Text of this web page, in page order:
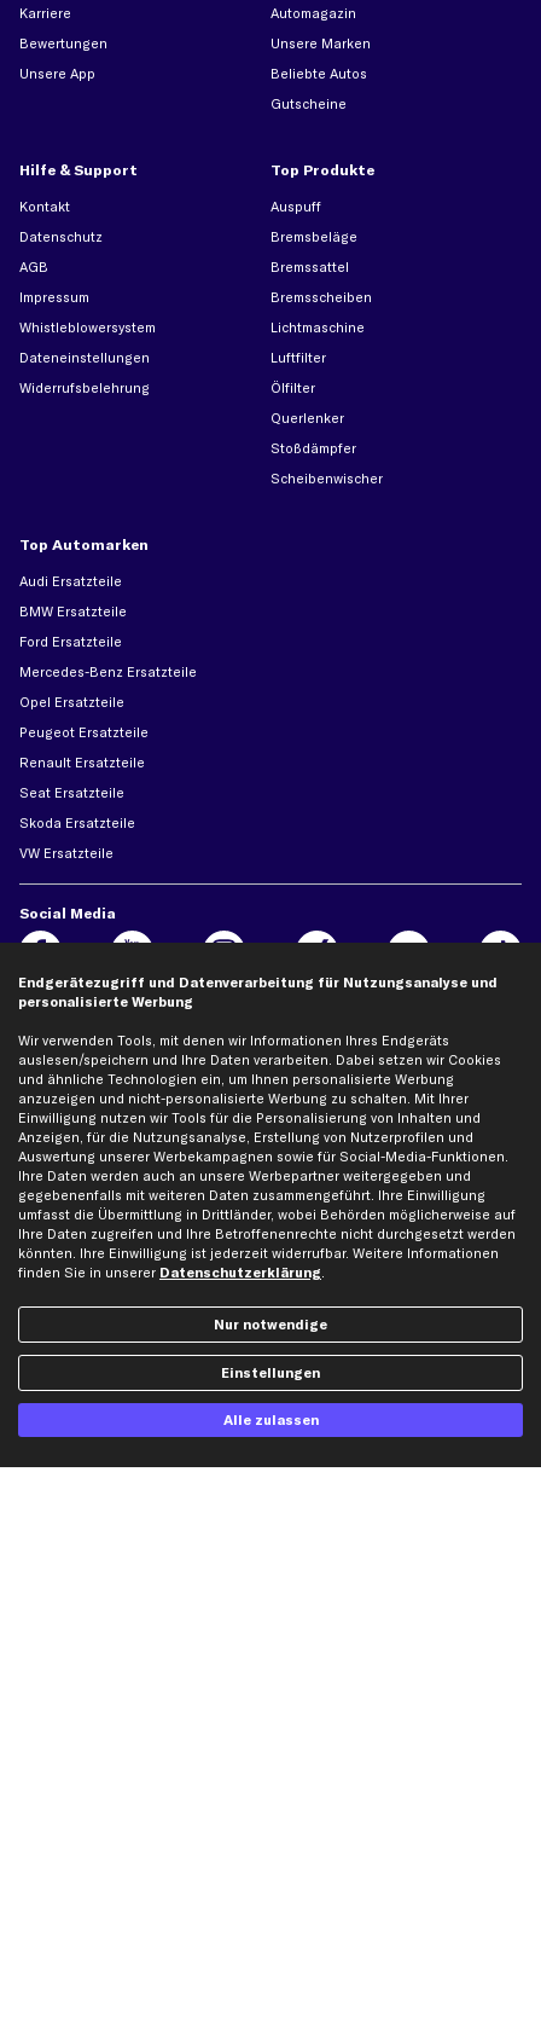
Karriere
Bewertungen
Unsere App
Automagazin
Unsere Marken
Beliebte Autos
Gutscheine
Hilfe & Support
Kontakt
Datenschutz
AGB
Impressum
Whistleblowersystem
Dateneinstellungen
Widerrufsbelehrung
Top Produkte
Auspuff
Bremsbeläge
Bremssattel
Bremsscheiben
Lichtmaschine
Luftfilter
Ölfilter
Querlenker
Stoßdämpfer
Scheibenwischer
Top Automarken
Audi Ersatzteile
BMW Ersatzteile
Ford Ersatzteile
Mercedes-Benz Ersatzteile
Opel Ersatzteile
Peugeot Ersatzteile
Renault Ersatzteile
Seat Ersatzteile
Skoda Ersatzteile
VW Ersatzteile
Social Media
kfzteile24 Newsletter
Alle Angebote, Rabatte & Specials.
Ich möchte über aktuelle Vorteile und Angebote im Shop informiert werden und
willige in dieDatenschutzerklärungein. Eine Abmeldung ist jederzeit möglich.
Zahlungsarten
Lastschrift Kreditkarte
Endgerätezugriff und Datenverarbeitung für Nutzungsanalyse und
personalisierte Werbung
Wir verwenden Tools, mit denen wir Informationen Ihres Endgeräts
auslesen/speichern und Ihre Daten verarbeiten. Dabei setzen wir Cookies
und ähnliche Technologien ein, um Ihnen personalisierte Werbung
anzuzeigen und nicht-personalisierte Werbung zu schalten. Mit Ihrer
Einwilligung nutzen wir Tools für die Personalisierung von Inhalten und
Anzeigen, für die Nutzungsanalyse, Erstellung von Nutzerprofilen und
Auswertung unserer Werbekampagnen sowie für Social-Media-Funktionen.
Ihre Daten werden auch an unsere Werbepartner weitergegeben und
gegebenenfalls mit weiteren Daten zusammengeführt. Ihre Einwilligung
umfasst die Übermittlung in Drittländer, wobei Behörden möglicherweise auf
Ihre Daten zugreifen und Ihre Betroffenenrechte nicht durchgesetzt werden
könnten. Ihre Einwilligung ist jederzeit widerrufbar. Weitere Informationen
finden Sie in unserer Datenschutzerklärung.
Nur notwendige
Einstellungen
Alle zulassen